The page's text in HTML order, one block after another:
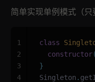
简单实现单例模式（只
class
  constructor
}
Singleton .
1
2
3
4